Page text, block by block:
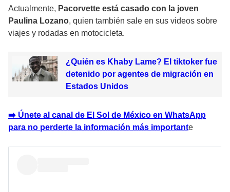
Actualmente, Pacorvette está casado con la joven
Paulina Lozano, quien también sale en sus videos sobre
viajes y rodadas en motocicleta.
¿Quién es Khaby Lame? El tiktoker fue
detenido por agentes de migración en
Estados Unidos
➡️ Únete al canal de El Sol de México en WhatsApp
para no perderte la información más importante